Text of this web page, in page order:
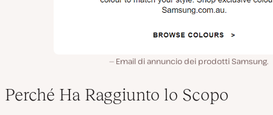
Email di annuncio dei prodotti Samsung.
Perché Ha Raggiunto lo Scopo